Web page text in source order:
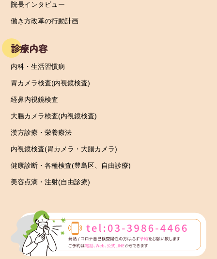
院長インタビュー
働き方改革の行動計画
診療内容
内科・生活習慣病
胃カメラ検査(内視鏡検査)
経鼻内視鏡検査
大腸カメラ検査(内視鏡検査)
漢方診療・栄養療法
内視鏡検査(胃カメラ・大腸カメラ)
健康診断・各種検査(豊島区、自由診療)
美容点滴・注射(自由診療)